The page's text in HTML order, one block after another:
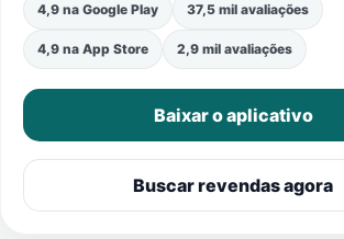
4,9 na Google Play 37,5 mil avaliações
4,9 na App Store 2,9 mil avaliações
Baixar o aplicativo
Buscar revendas agora